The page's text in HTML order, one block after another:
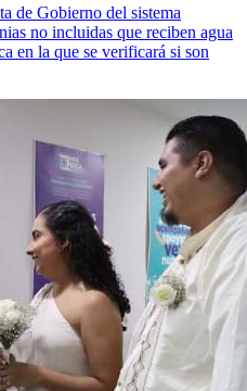
de Gobierno del sistema
no incluidas que reciben agua
en la que se verificará si son